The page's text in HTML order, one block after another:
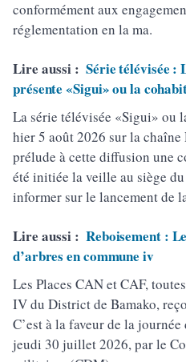
conformément aux
réglementation en la ma.
Lire aussi : Série télévisée :
présente «Sigui» ou la
La série télévisée «Sigui» ou
hier 5 août 2026 sur la chaîne
prélude à cette diffusion une
été initiée la veille au siège
informer sur le lancement de
Lire aussi : Reboisement :
d’arbres en commune iv
Les Places CAN et CAF,
IV du District de Bamako,
C’est à la faveur de la
jeudi 30 juillet 2026, par le